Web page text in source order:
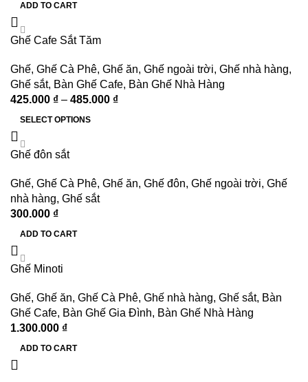
ADD TO CART
Ghế Cafe Sắt Tăm
Ghế, Ghế Cà Phê, Ghế ăn, Ghế ngoài trời, Ghế nhà hàng,
Ghế sắt, Bàn Ghế Cafe, Bàn Ghế Nhà Hàng
425.000 ₫ – 485.000 ₫
SELECT OPTIONS
Ghế đôn sắt
Ghế, Ghế Cà Phê, Ghế ăn, Ghế đôn, Ghế ngoài trời, Ghế
nhà hàng, Ghế sắt
300.000 ₫
ADD TO CART
Ghế Minoti
Ghế, Ghế ăn, Ghế Cà Phê, Ghế nhà hàng, Ghế sắt, Bàn
Ghế Cafe, Bàn Ghế Gia Đình, Bàn Ghế Nhà Hàng
1.300.000 ₫
ADD TO CART